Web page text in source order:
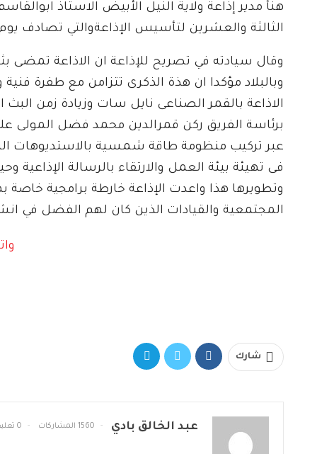
هنأ مدير إذاعة ولاية النيل الأبيض الاستاذ
الثالثة والعشرين لتأسيس الإذاعةوالتي تصادف يوم
وقال سيادته في تصريح للإذاعة ان الاذاعة تمضى
وبالبلاد مؤكدا ان هذة الذكرى تتزامن مع طفرة
الاذاعة بالقمر الصناعى نايل سات وزيادة زمن
برئاسة الفريق ركن قمرالدين محمد فضل المولى
عبر تركيب منظومة طاقة شمسية بالاستديوهات
فى تهيئة بيئة العمل والارتقاء بالرسالة الإذاعية
وتطويرها هذا واعدت الإذاعة خارطة برامجية
المجتمعية والقيادات الذين كان لهم الفضل في
شارك
عبد الخالق بادي 1560 المشاركات 0 تعليقات